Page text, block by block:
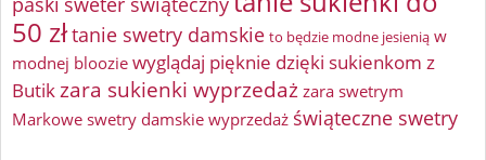
50 złtanie swetry damskie to będzie modne jesienią w
modnej bloozie wyglądaj pięknie dzięki sukienkom z
Butikzara sukienki wyprzedażzara swetrym
Markowe swetry damskie wyprzedaż świąteczne swetry